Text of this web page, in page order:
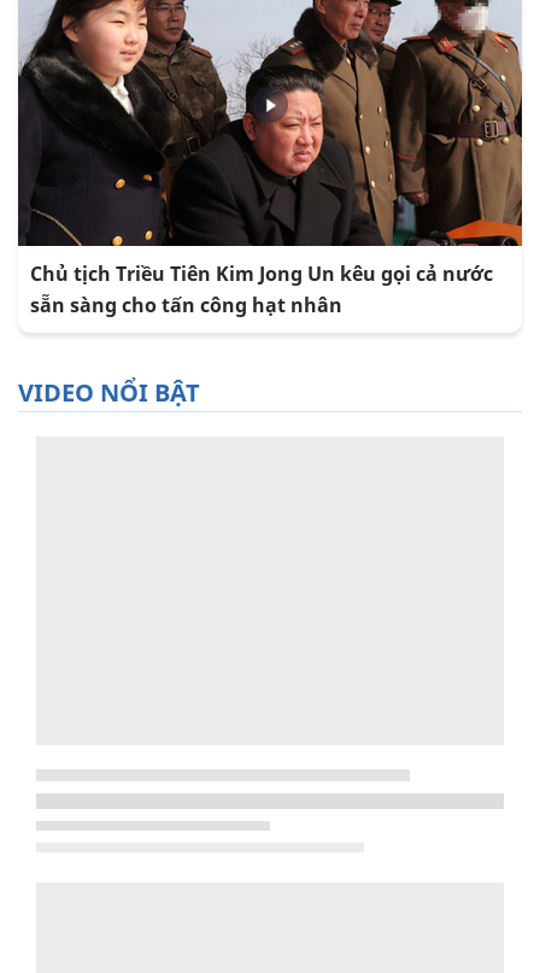
Chủ tịch Triều Tiên Kim Jong Un kêu gọi cả nước
sẵn sàng cho tấn công hạt nhân
VIDEO NỔI BẬT